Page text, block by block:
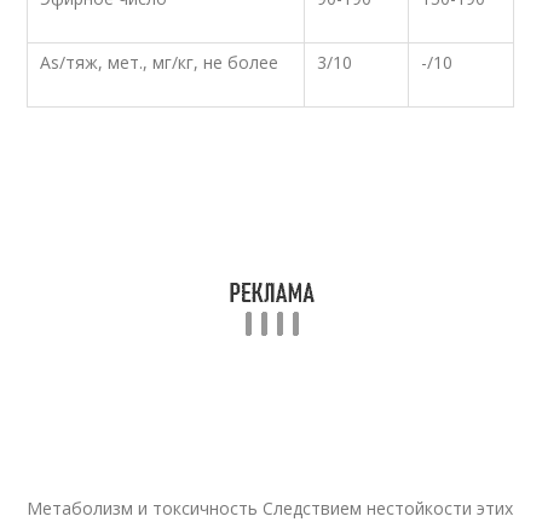
As/тяж, мет., мг/кг, не более 3/10 -/10
Метаболизм и токсичность Следствием нестойкости этих